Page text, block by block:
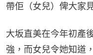
帶佢（女兒）俾大家
大坂直美在今年初產
強，而女兒令她知道